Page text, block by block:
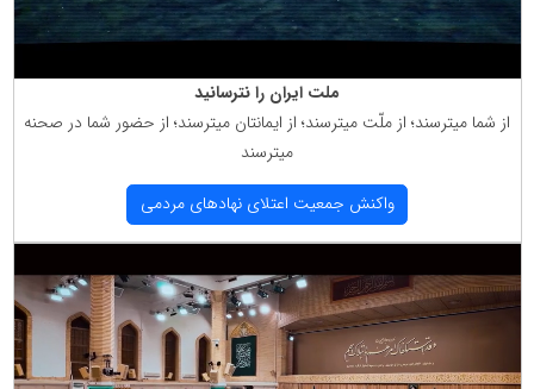
ملت ایران را نترسانید
از شما میترسند؛ از ملّت میترسند؛ از ایمانتان میترسند؛ از حضور شما در صحنه
میترسند
واكنش جمعیت اعتلای نهادهای مردمی